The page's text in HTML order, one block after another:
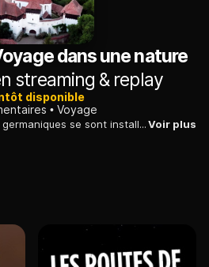
dans une nature
streaming & replay
disponible
Voyage
Au Moyen Âge, des colons germaniques se sont installés en Transylvanie, dans l'actuelle Roumanie, pour cultiver la terre, façonnant le paysage selon leurs besoins.Voir plus